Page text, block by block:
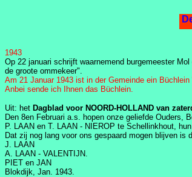
1943
Op 22 januari schrijft waarnemend burgemeester
de groote ommekeer".
Am 21 Januar 1943 ist in der Gemeinde ein
Anbei sende ich Ihnen das Büchlein.
Uit: het Dagblad voor NOORD-HOLLAND van
Den 8en Februari a.s. hopen onze geliefde Ouders,
P. LAAN en T. LAAN - NIEROP te Schellinkhout,
Dat zij nog lang voor ons gespaard mogen blijven is
J. LAAN
A. LAAN - VALENTIJN.
PIET en JAN
Blokdijk, Jan. 1943.